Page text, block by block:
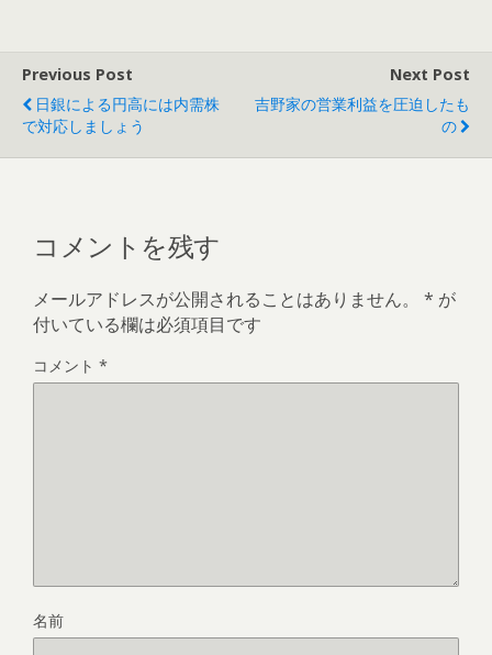
Previous Post
日銀による円高には内需株
で対応しましょう
Next Post
吉野家の営業利益を圧迫したも
の
コメントを残す
メールアドレスが公開されることはありません。 * が
付いている欄は必須項目です
コメント *
名前